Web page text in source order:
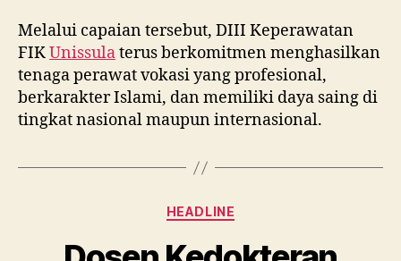
Melalui capaian tersebut, DIII Keperawatan
FIKUnissulaterus berkomitmen menghasilkan
tenaga perawat vokasi yang profesional,
berkarakter Islami, dan memiliki daya saing di
tingkat nasional maupun internasional.
Categories
HEADLINE